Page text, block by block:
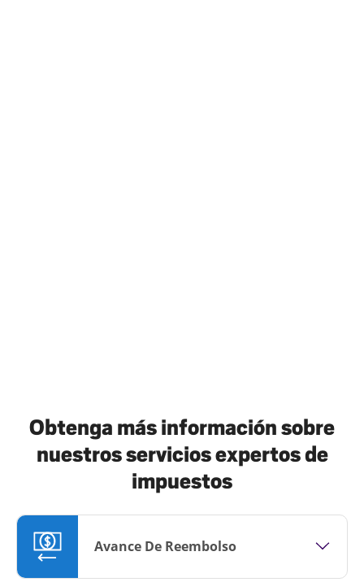
Obtenga más información sobre
nuestros servicios expertos de
impuestos
Avance De Reembolso